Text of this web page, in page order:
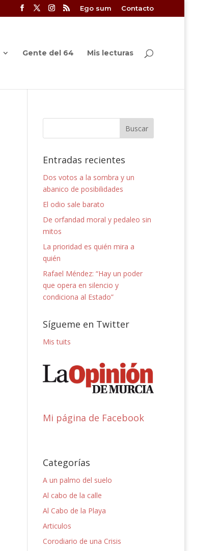
Ego sum Contacto
Gente del 64 Mis lecturas
Entradas recientes
Dos votos a la sombra y un
abanico de posibilidades
El odio sale barato
De orfandad moral y pedaleo sin
mitos
La prioridad es quién mira a
quién
Rafael Méndez: “Hay un poder
que opera en silencio y
condiciona al Estado”
Sígueme en Twitter
Mis tuits
Mi página de Facebook
Categorías
A un palmo del suelo
Al cabo de la calle
Al Cabo de la Playa
Articulos
Corodiario de una Crisis